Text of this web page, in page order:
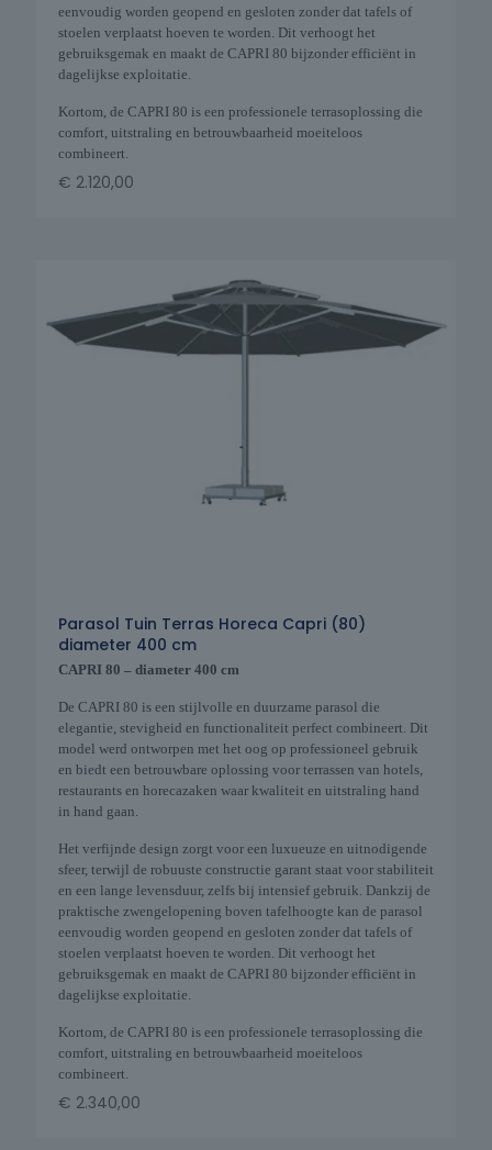
eenvoudig worden geopend en gesloten zonder dat tafels of
stoelen verplaatst hoeven te worden. Dit verhoogt het
gebruiksgemak en maakt de CAPRI 80 bijzonder efficiënt in
dagelijkse exploitatie.
Kortom, de CAPRI 80 is een professionele terrasoplossing die
comfort, uitstraling en betrouwbaarheid moeiteloos
combineert.
€ 2.120,00
Parasol Tuin Terras Horeca Capri (80)
diameter 400 cm
CAPRI 80 – diameter 400 cm
De CAPRI 80 is een stijlvolle en duurzame parasol die
elegantie, stevigheid en functionaliteit perfect combineert. Dit
model werd ontworpen met het oog op professioneel gebruik
en biedt een betrouwbare oplossing voor terrassen van hotels,
restaurants en horecazaken waar kwaliteit en uitstraling hand
in hand gaan.
Het verfijnde design zorgt voor een luxueuze en uitnodigende
sfeer, terwijl de robuuste constructie garant staat voor stabiliteit
en een lange levensduur, zelfs bij intensief gebruik. Dankzij de
praktische zwengelopening boven tafelhoogte kan de parasol
eenvoudig worden geopend en gesloten zonder dat tafels of
stoelen verplaatst hoeven te worden. Dit verhoogt het
gebruiksgemak en maakt de CAPRI 80 bijzonder efficiënt in
dagelijkse exploitatie.
Kortom, de CAPRI 80 is een professionele terrasoplossing die
comfort, uitstraling en betrouwbaarheid moeiteloos
combineert.
€ 2.340,00